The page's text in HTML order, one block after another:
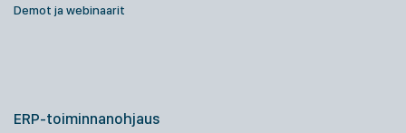
Demot ja webinaarit
ERP-toiminnanohjaus